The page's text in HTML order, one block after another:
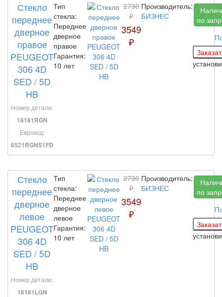
Стекло
переднее
дверное
правое
PEUGEOT
306 4D
SED / 5D
HB
Номер детали:
18181RGN
Еврокод:
6521RGNS1FD
Тип
стекла:
Переднее
дверное
правое
Гарантия:
10 лет
2730
₽
3549
₽
Производитель:
БИЗНЕС
по
Стекло
переднее
дверное
левое
PEUGEOT
306 4D
SED / 5D
HB
Номер детали:
18181LGN
Тип
стекла:
Переднее
дверное
левое
Гарантия:
10 лет
2730
₽
3549
₽
Производитель:
БИЗНЕС
по